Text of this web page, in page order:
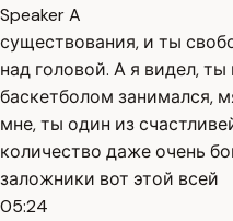
Speaker A
существования, и ты
над головой. А я видел,
баскетболом занимался,
мне, ты один из
количество даже очень
заложники вот этой всей
05:24